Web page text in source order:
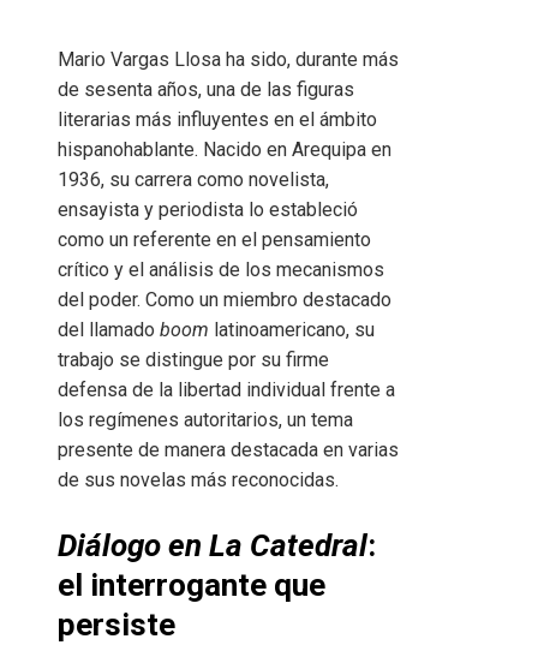
Mario Vargas Llosa ha sido, durante más
de sesenta años, una de las figuras
literarias más influyentes en el ámbito
hispanohablante. Nacido en Arequipa en
1936, su carrera como novelista,
ensayista y periodista lo estableció
como un referente en el pensamiento
crítico y el análisis de los mecanismos
del poder. Como un miembro destacado
del llamado boom latinoamericano, su
trabajo se distingue por su firme
defensa de la libertad individual frente a
los regímenes autoritarios, un tema
presente de manera destacada en varias
de sus novelas más reconocidas.
Diálogo en La Catedral:
el interrogante que
persiste